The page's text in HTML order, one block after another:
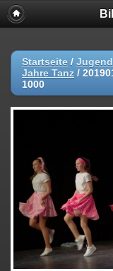
Startseite /
Jahre Tanz /
1000